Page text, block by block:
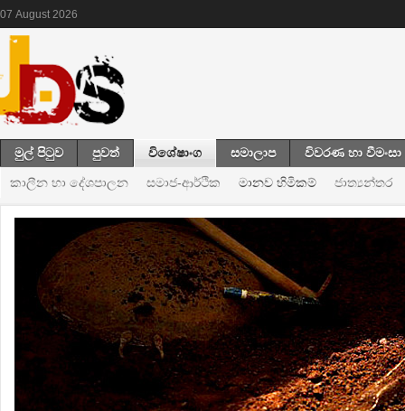
07 August 2026
මුල් පිටුව පුවත් විශේෂාංග සමාලාප විවරණ හා වීමංසා
කාලීන හා දේශපාලන සමාජ-ආර්ථික මානව හිමිකම් ජාත්‍යන්තර